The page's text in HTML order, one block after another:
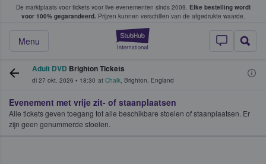
De marktplaats voor tickets voor live-evenementen sinds 2009. Elke bestelling wordt
voor 100% gegarandeerd. Prijzen kunnen verschillen van de afgedrukte waarde.
StubHub: waar
Menu
tickets kopen en verkopen
Adult DVD Brighton Tickets
di 27 okt. 2026 • 18:30 at Chalk, Brighton, England
Evenement met vrije zit- of staanplaatsen
Alle tickets geven toegang tot alle beschikbare stoelen of staanplaatsen. Er
zijn geen genummerde stoelen.